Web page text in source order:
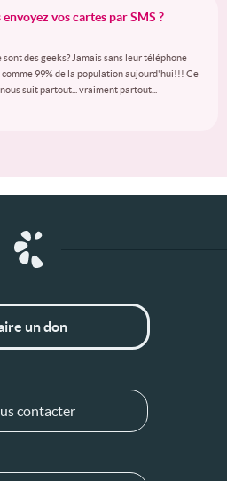
envoyez vos cartes par SMS ?
des geeks? Jamais sans leur téléphone
99% de la population aujourd'hui!!! Ce
suit partout... vraiment partout...
un don
contacter